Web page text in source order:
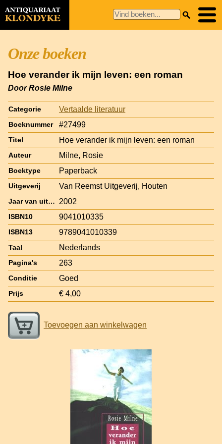
Onze boeken
Hoe verander ik mijn leven: een roman
Door Rosie Milne
Categorie Vertaalde literatuur
Boeknummer #27499
Titel Hoe verander ik mijn leven: een roman
Auteur Milne, Rosie
Boektype Paperback
Uitgeverij Van Reemst Uitgeverij, Houten
Jaar van uitgave 2002
ISBN10 9041010335
ISBN13 9789041010339
Taal Nederlands
Pagina's 263
Conditie Goed
Prijs € 4,00
Toevoegen aan winkelwagen